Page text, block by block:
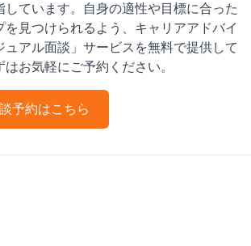
しています。自身の適性や目標に合った
を見つけられるよう、キャリアアドバイ
ュアル面談」サービスを無料で提供して
お気軽にご予約ください。
予約はこちら